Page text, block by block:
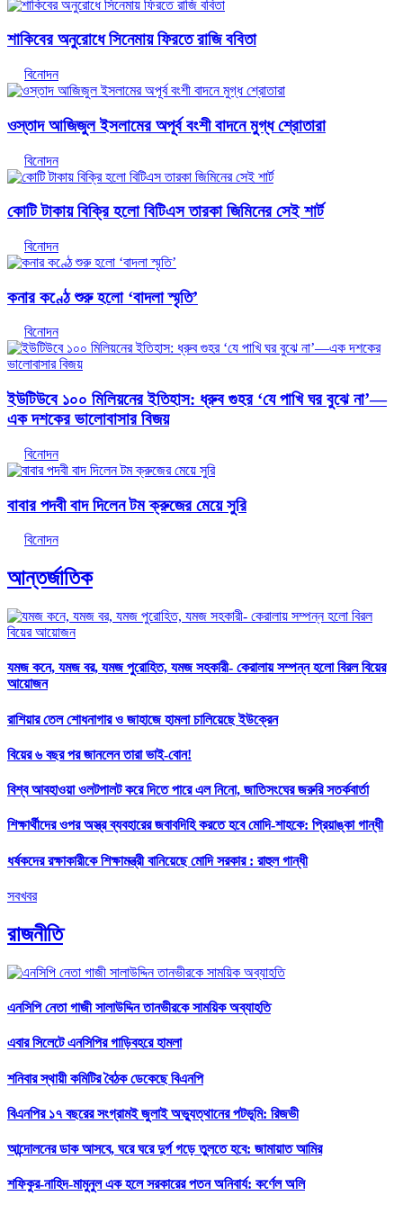
শাকিবের অনুরোধে সিনেমায় ফিরতে রাজি ববিতা
বিনোদন
ওস্তাদ আজিজুল ইসলামের অপূর্ব বংশী বাদনে মুগ্ধ শ্রোতারা
বিনোদন
কোটি টাকায় বিক্রি হলো বিটিএস তারকা জিমিনের সেই শার্ট
বিনোদন
কনার কণ্ঠে শুরু হলো ‘বাদলা স্মৃতি’
বিনোদন
ইউটিউবে ১০০ মিলিয়নের ইতিহাস: ধ্রুব গুহর ‘যে পাখি ঘর বুঝে না’—
এক দশকের ভালোবাসার বিজয়
বিনোদন
বাবার পদবী বাদ দিলেন টম ক্রুজের মেয়ে সুরি
বিনোদন
আন্তর্জাতিক
যমজ কনে, যমজ বর, যমজ পুরোহিত, যমজ সহকারী- কেরালায় সম্পন্ন হলো বিরল বিয়ের
আয়োজন
রাশিয়ার তেল শোধনাগার ও জাহাজে হামলা চালিয়েছে ইউক্রেন
বিয়ের ৬ বছর পর জানলেন তারা ভাই-বোন!
বিশ্ব আবহাওয়া ওলটপালট করে দিতে পারে এল নিনো, জাতিসংঘের জরুরি সতর্কবার্তা
শিক্ষার্থীদের ওপর অস্ত্র ব্যবহারের জবাবদিহি করতে হবে মোদি-শাহকে: প্রিয়াঙ্কা গান্ধী
ধর্ষকদের রক্ষাকারীকে শিক্ষামন্ত্রী বানিয়েছে মোদি সরকার : রাহুল গান্ধী
সবখবর
রাজনীতি
এনসিপি নেতা গাজী সালাউদ্দিন তানভীরকে সাময়িক অব্যাহতি
এবার সিলেটে এনসিপির গাড়িবহরে হামলা
শনিবার স্থায়ী কমিটির বৈঠক ডেকেছে বিএনপি
বিএনপির ১৭ বছরের সংগ্রামই জুলাই অভ্যুত্থানের পটভূমি: রিজভী
আন্দোলনের ডাক আসবে, ঘরে ঘরে দুর্গ গড়ে তুলতে হবে: জামায়াত আমির
শফিকুর-নাহিদ-মামুনুল এক হলে সরকারের পতন অনিবার্য: কর্ণেল অলি